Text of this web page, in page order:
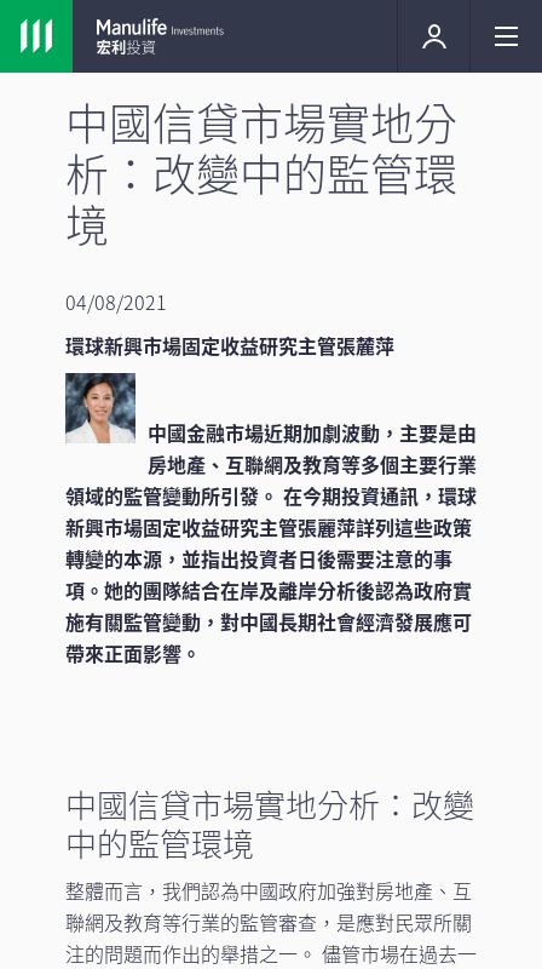
中國信貸市場實地分
析：改變中的監管環
境
04/08/2021
環球新興市場固定收益研究主管張麓萍
中國金融市場近期加劇波動，主要是由
房地產、互聯網及教育等多個主要行業
領域的監管變動所引發。 在今期投資通訊，環球
新興市場固定收益研究主管張麗萍詳列這些政策
轉變的本源，並指出投資者日後需要注意的事
項。她的團隊結合在岸及離岸分析後認為政府實
施有關監管變動，對中國長期社會經濟發展應可
帶來正面影響。
中國信貸市場實地分析：改變
中的監管環境
整體而言，我們認為中國政府加強對房地產、互
聯網及教育等行業的監管審查，是應對民眾所關
注的問題而作出的舉措之一。 儘管市場在過去一